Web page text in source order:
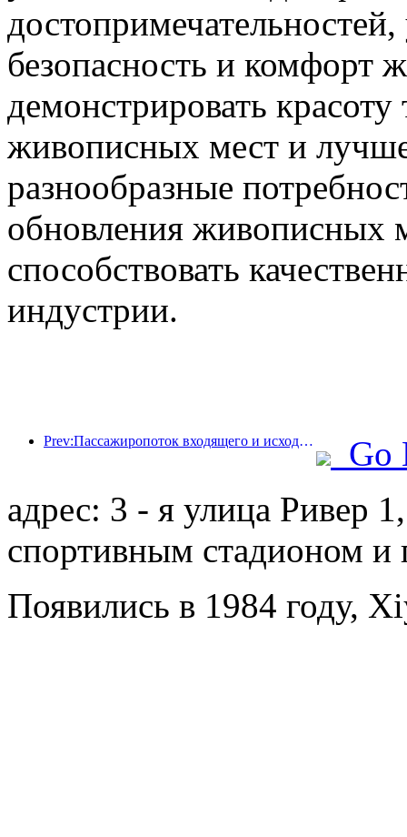
безопасность и комфорт
демонстрировать
живописных мест и лучше
разнообразные
обновления живописных
способствовать
индустрии.
Prev:Пассажиропоток входящего и исходящего пассажиров аэропорта Шэньчжэня резко возрастает во время летних каникул, и многие иностранные авиакомпании увеличивают число своих маршрутов в Китае
Go
адрес: 3 - я улица Ривер
спортивным стадионом и
Появились в 1984 году,